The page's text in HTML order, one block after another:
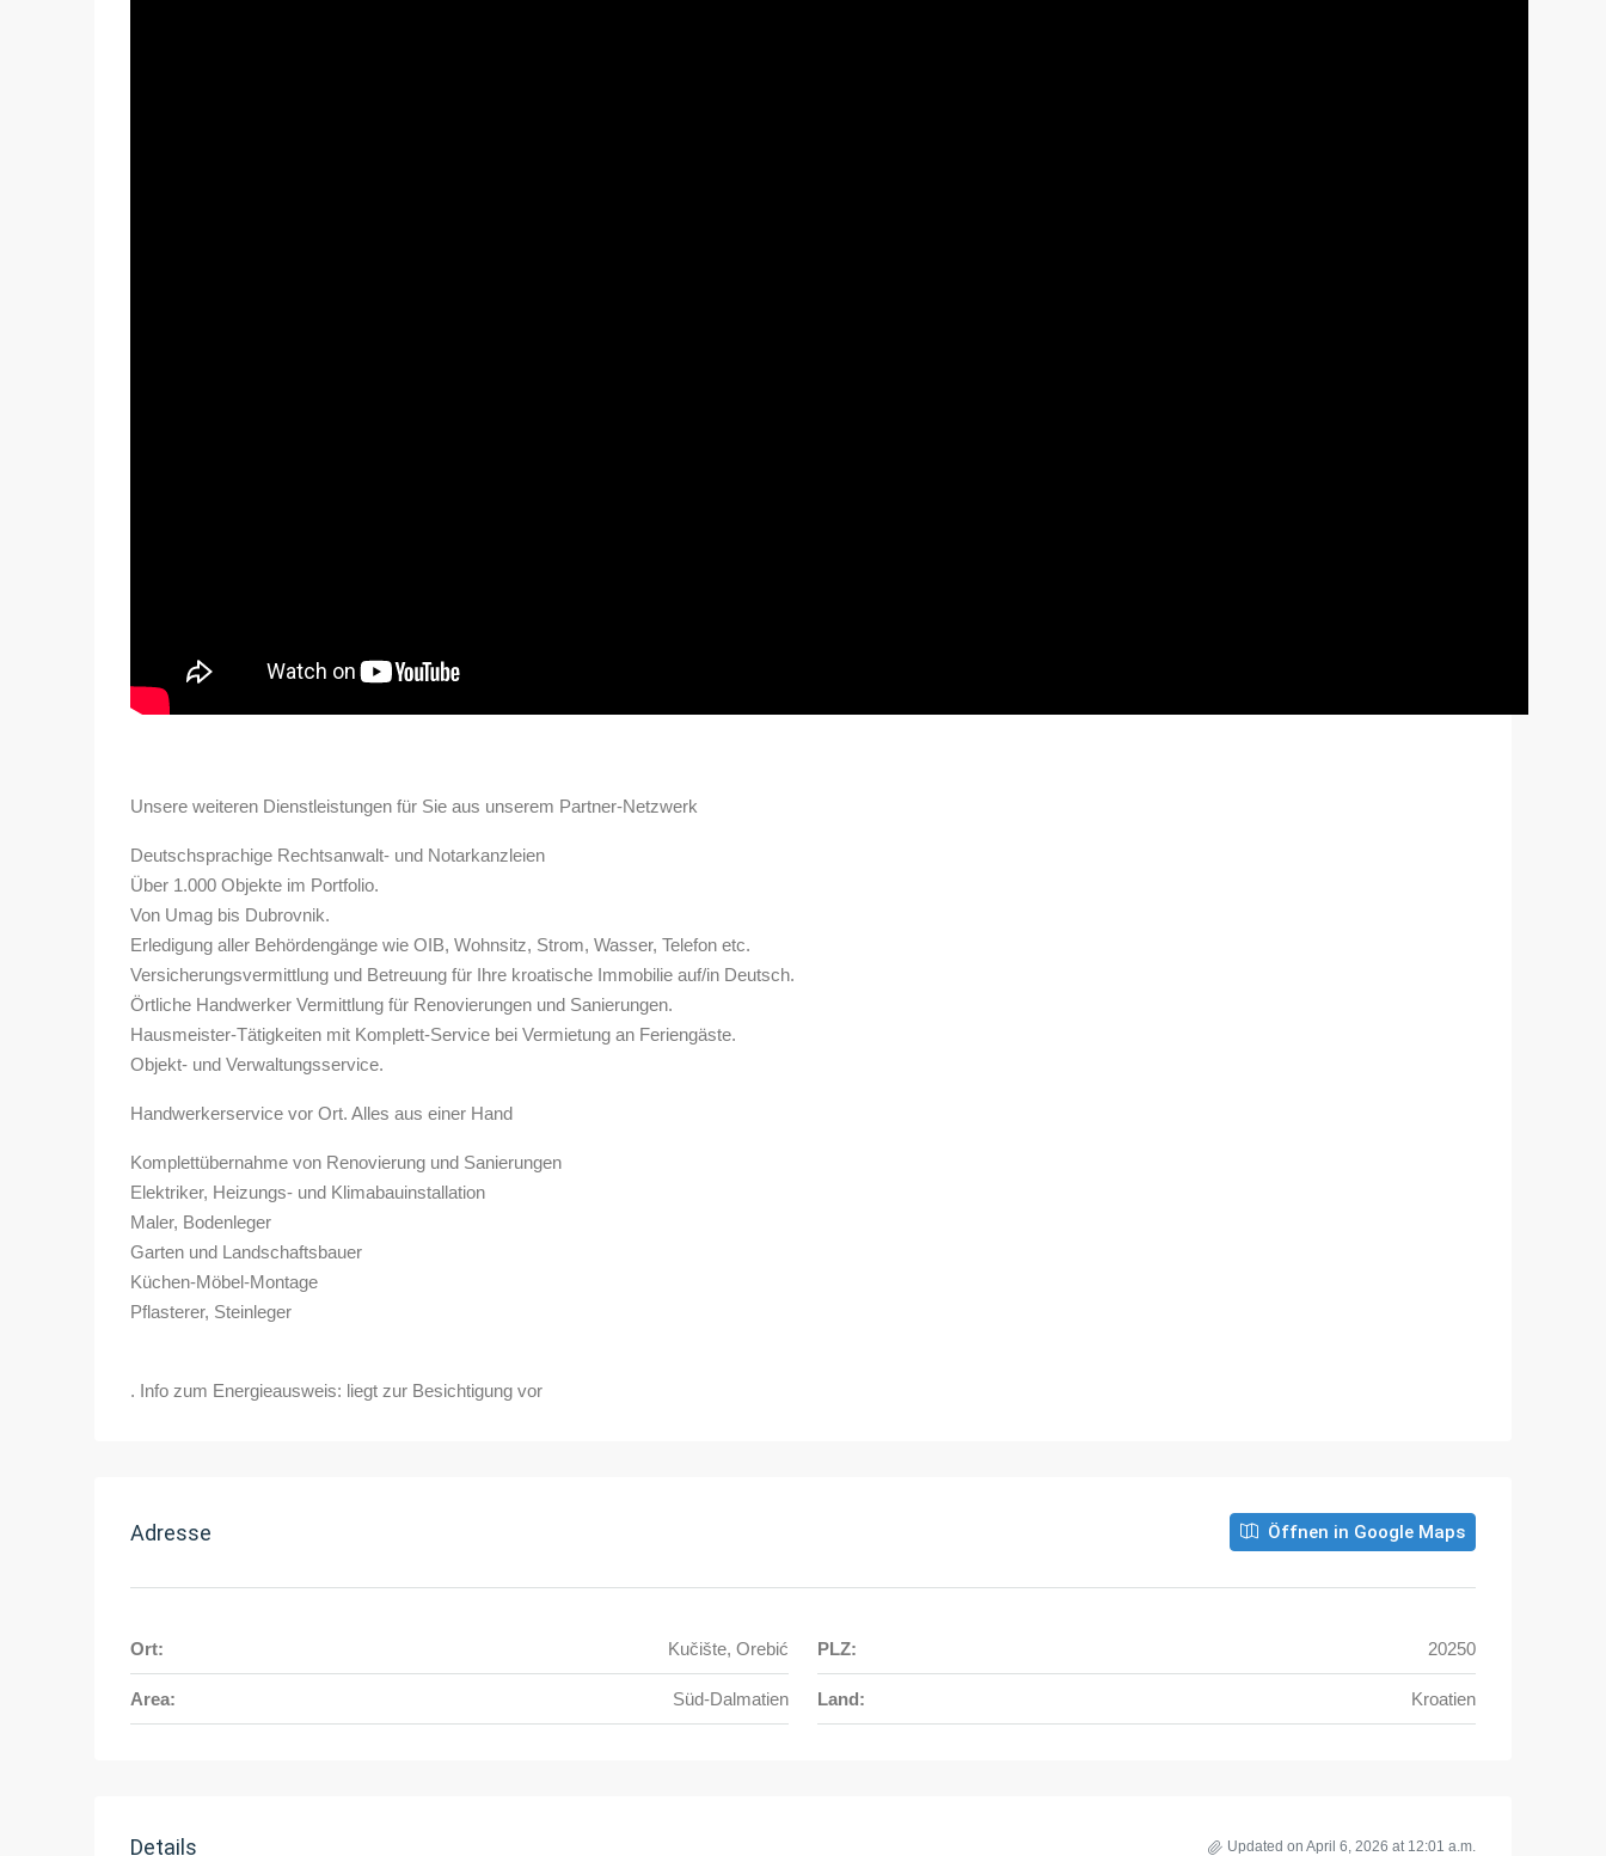
Unsere weiteren Dienstleistungen für Sie aus unserem Partner-Netzwerk
Deutschsprachige Rechtsanwalt- und Notarkanzleien
Über 1.000 Objekte im Portfolio.
Von Umag bis Dubrovnik.
Erledigung aller Behördengänge wie OIB, Wohnsitz, Strom, Wasser, Telefon etc.
Versicherungsvermittlung und Betreuung für Ihre kroatische Immobilie auf/in Deutsch.
Örtliche Handwerker Vermittlung für Renovierungen und Sanierungen.
Hausmeister-Tätigkeiten mit Komplett-Service bei Vermietung an Feriengäste.
Objekt- und Verwaltungsservice.
Handwerkerservice vor Ort. Alles aus einer Hand
Komplettübernahme von Renovierung und Sanierungen
Elektriker, Heizungs- und Klimabauinstallation
Maler, Bodenleger
Garten und Landschaftsbauer
Küchen-Möbel-Montage
Pflasterer, Steinleger
. Info zum Energieausweis: liegt zur Besichtigung vor
Adresse Öffnen in Google Maps
Ort: Kučište, Orebić PLZ: 20250
Area: Süd-Dalmatien Land: Kroatien
Details Updated on April 6, 2026 at 12:01 a.m.